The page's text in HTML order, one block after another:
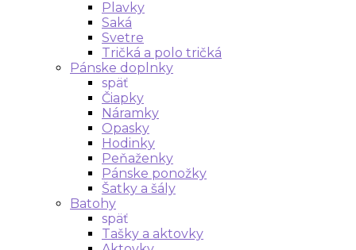
Plavky
Saká
Svetre
Tričká a polo tričká
Pánske doplnky
späť
Čiapky
Náramky
Opasky
Hodinky
Peňaženky
Pánske ponožky
Šatky a šály
Batohy
späť
Tašky a aktovky